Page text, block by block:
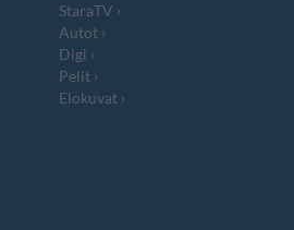
StaraTV
Autot
Digi
Pelit
Elokuvat